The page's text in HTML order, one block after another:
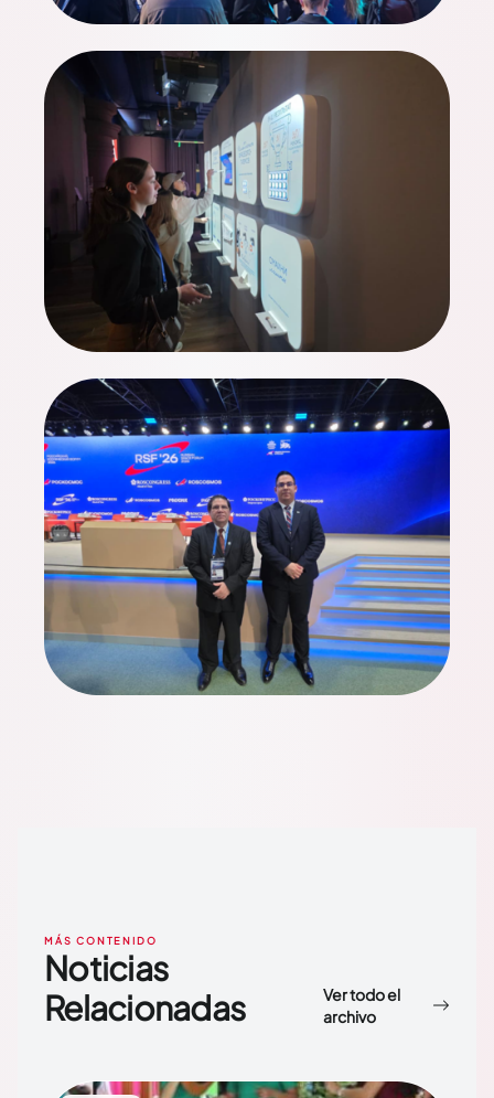
MÁS CONTENIDO
Noticias
Relacionadas
Ver todo el
archivo